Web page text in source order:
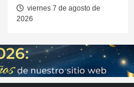
viernes 7 de agosto de
2026